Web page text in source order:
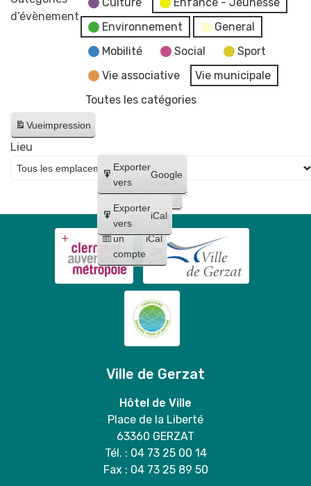
1re
d’évènement
Environnement
General
Mobilité
Social
Sport
Vie associative
Vie municipale
Toutes les catégories
Vueimpression
Créer
un
compte
Google
Créer
un
compte
iCal
Exporter
vers
Google
Exporter
vers
iCal
Lieu
Ville de Gerzat
Hôtel de Ville
Place de la Liberté
63360 GERZAT
Tél. : 04 73 25 00 14
Fax : 04 73 25 89 50